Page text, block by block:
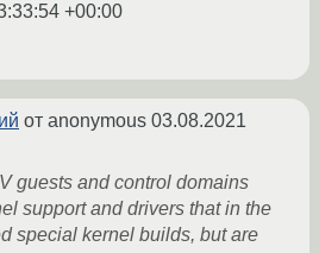
+00:00
от anonymous 03.08.2021
guests and control domains
support and drivers that in the
special kernel builds, but are